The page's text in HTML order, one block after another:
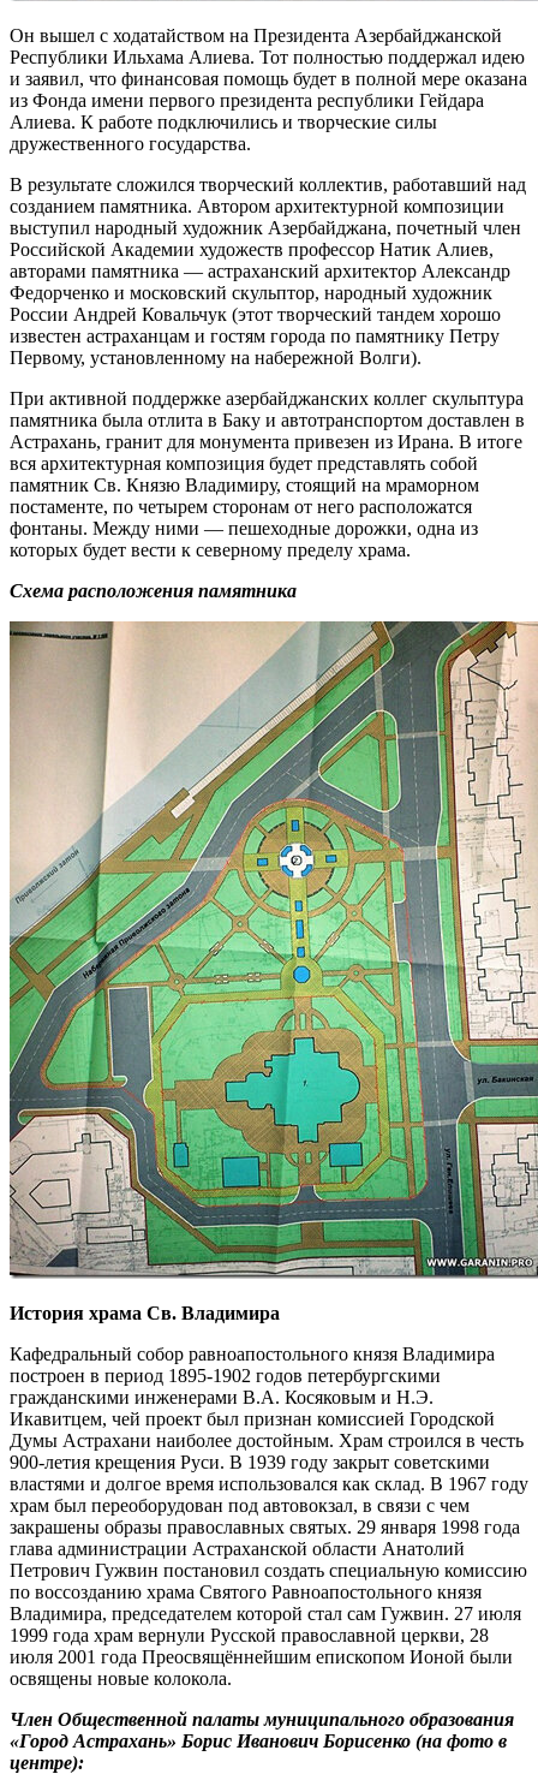
Он вышел с ходатайством на Президента Азербайджанской
Республики Ильхама Алиева. Тот полностью поддержал идею
и заявил, что финансовая помощь будет в полной мере оказана
из Фонда имени первого президента республики Гейдара
Алиева. К работе подключились и творческие силы
дружественного государства.
В результате сложился творческий коллектив, работавший над
созданием памятника. Автором архитектурной композиции
выступил народный художник Азербайджана, почетный член
Российской Академии художеств профессор Натик Алиев,
авторами памятника — астраханский архитектор Александр
Федорченко и московский скульптор, народный художник
России Андрей Ковальчук (этот творческий тандем хорошо
известен астраханцам и гостям города по памятнику Петру
Первому, установленному на набережной Волги).
При активной поддержке азербайджанских коллег скульптура
памятника была отлита в Баку и автотранспортом доставлен в
Астрахань, гранит для монумента привезен из Ирана. В итоге
вся архитектурная композиция будет представлять собой
памятник Св. Князю Владимиру, стоящий на мраморном
постаменте, по четырем сторонам от него расположатся
фонтаны. Между ними — пешеходные дорожки, одна из
которых будет вести к северному пределу храма.
Схема расположения памятника
История храма Св. Владимира
Кафедральный собор равноапостольного князя Владимира
построен в период 1895-1902 годов петербургскими
гражданскими инженерами В.А. Косяковым и Н.Э.
Икавитцем, чей проект был признан комиссией Городской
Думы Астрахани наиболее достойным. Храм строился в честь
900-летия крещения Руси. В 1939 году закрыт советскими
властями и долгое время использовался как склад. В 1967 году
храм был переоборудован под автовокзал, в связи с чем
закрашены образы православных святых. 29 января 1998 года
глава администрации Астраханской области Анатолий
Петрович Гужвин постановил создать специальную комиссию
по воссозданию храма Святого Равноапостольного князя
Владимира, председателем которой стал сам Гужвин. 27 июля
1999 года храм вернули Русской православной церкви, 28
июля 2001 года Преосвящённейшим епископом Ионой были
освящены новые колокола.
Член Общественной палаты муниципального образования
«Город Астрахань» Борис Иванович Борисенко (на фото в
центре):